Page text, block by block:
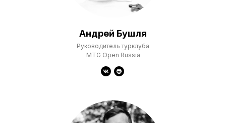
Андрей Бушля
Руководитель турклуба
MTG Open Russia